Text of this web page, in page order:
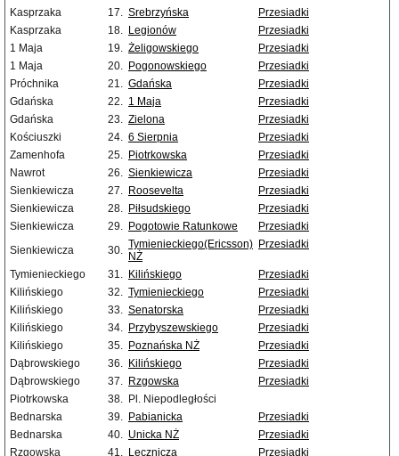
Kasprzaka
17. Srebrzyńska
Przesiadki
Kasprzaka
18. Legionów
Przesiadki
1 Maja
19. Żeligowskiego
Przesiadki
1 Maja
20. Pogonowskiego
Przesiadki
Próchnika
21. Gdańska
Przesiadki
Gdańska
22. 1 Maja
Przesiadki
Gdańska
23. Zielona
Przesiadki
Kościuszki
24. 6 Sierpnia
Przesiadki
Zamenhofa
25. Piotrkowska
Przesiadki
Nawrot
26. Sienkiewicza
Przesiadki
Sienkiewicza
27. Roosevelta
Przesiadki
Sienkiewicza
28. Piłsudskiego
Przesiadki
Sienkiewicza
29. Pogotowie Ratunkowe
Przesiadki
Sienkiewicza
30. Tymienieckiego(Ericsson)
NŻ
Przesiadki
Tymienieckiego 31. Kilińskiego
Przesiadki
Kilińskiego
32. Tymienieckiego
Przesiadki
Kilińskiego
33. Senatorska
Przesiadki
Kilińskiego
34. Przybyszewskiego
Przesiadki
Kilińskiego
35. Poznańska NŻ
Przesiadki
Dąbrowskiego
36. Kilińskiego
Przesiadki
Dąbrowskiego
37. Rzgowska
Przesiadki
Piotrkowska
38. Pl. Niepodległości
Bednarska
39. Pabianicka
Przesiadki
Bednarska
40. Unicka NŻ
Przesiadki
Rzgowska
41. Lecznicza Przesiadki